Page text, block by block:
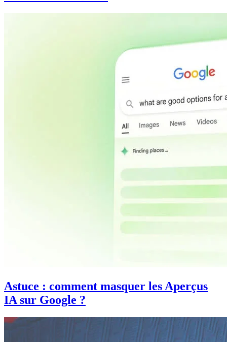
Astuce : comment masquer les Aperçus
IA sur Google ?